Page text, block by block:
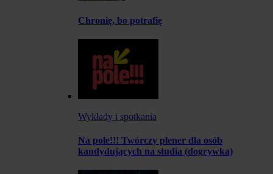
Chronię, bo potrafię
Wykłady i spotkania
Na pole!!! Twórczy plener dla osób
kandydujących na studia (dogrywka)